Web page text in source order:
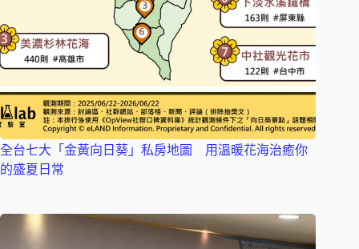
全台七大「金黃向日葵」私房地圖 用溫暖花海治癒你
的盛夏日常